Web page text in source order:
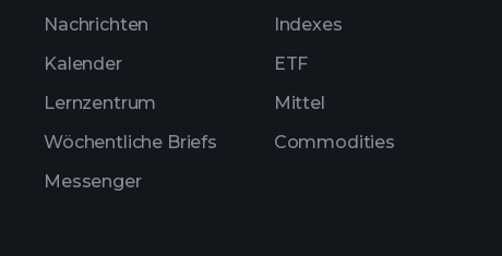
Nachrichten
Kalender
Lernzentrum
Wöchentliche Briefs
Messenger
Indexes
ETF
Mittel
Commodities